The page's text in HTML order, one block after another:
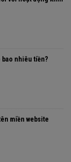
bao nhiêu tiền?
miền website